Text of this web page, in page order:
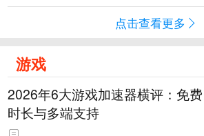
点击查看更多
游戏
2026年6大游戏加速器横评：免费
时长与多端支持